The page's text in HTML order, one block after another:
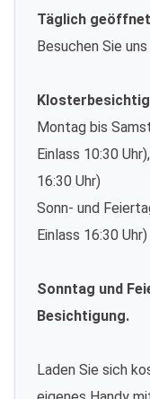
Täglich
Besuchen Sie
Montag bis
Einlass 10:30
16:30 Uhr)
Sonn- und
Einlass 16:30 Uhr)
Sonntag und
Besichtigung.
Laden Sie sich